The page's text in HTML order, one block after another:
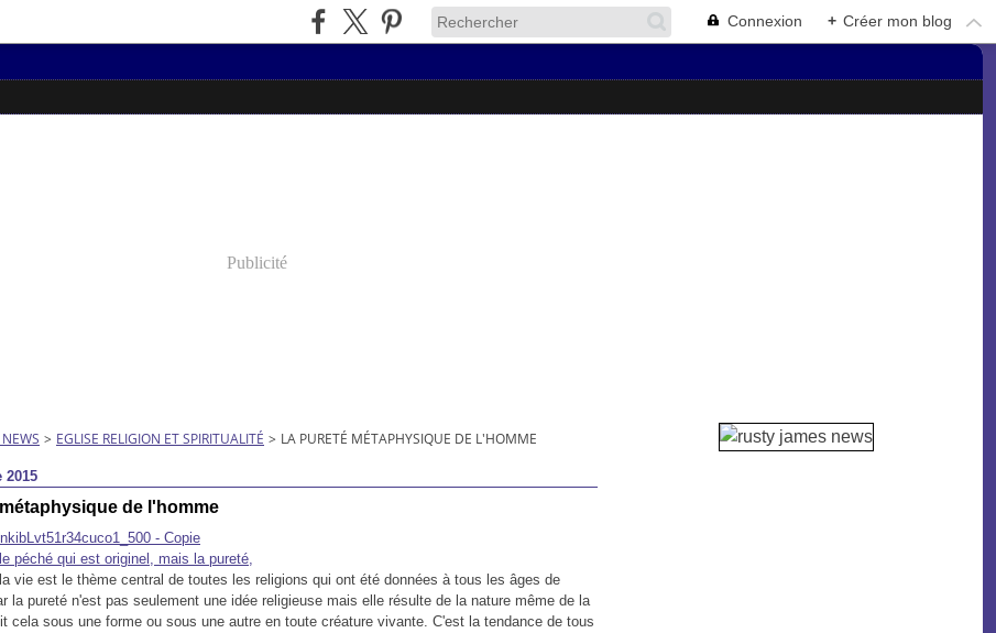
Connexion + Créer mon blog
Publicité
> EGLISE RELIGION ET SPIRITUALITÉ > LA PURETÉ MÉTAPHYSIQUE DE L'HOMME
2015
de l'homme
péché qui est originel, mais la pureté,
vie est le thème central de toutes les religions qui ont été données à tous les âges de
la pureté n'est pas seulement une idée religieuse mais elle résulte de la nature même de la
cela sous une forme ou sous une autre en toute créature vivante. C'est la tendance de tous